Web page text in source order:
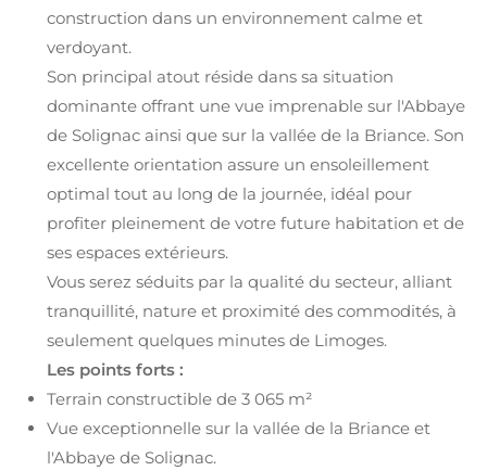
construction dans un environnement calme et
verdoyant.
Son principal atout réside dans sa situation
dominante offrant une vue imprenable sur l'Abbaye
de Solignac ainsi que sur la vallée de la Briance. Son
excellente orientation assure un ensoleillement
optimal tout au long de la journée, idéal pour
profiter pleinement de votre future habitation et de
ses espaces extérieurs.
Vous serez séduits par la qualité du secteur, alliant
tranquillité, nature et proximité des commodités, à
seulement quelques minutes de Limoges.
Les points forts :
Terrain constructible de 3 065 m²
Vue exceptionnelle sur la vallée de la Briance et
l'Abbaye de Solignac.